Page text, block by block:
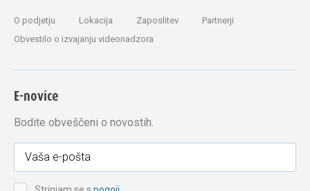
O podjetju Lokacija Zaposlitev
Partnerji
Obvestilo o izvajanju videonadzora
E-novice
Bodite obveščeni o novostih.